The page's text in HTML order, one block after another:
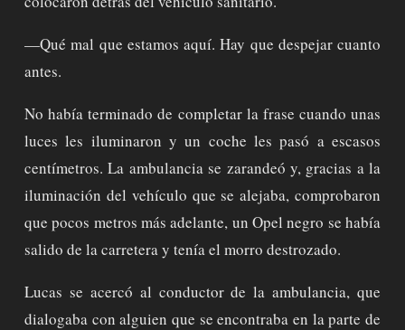
—Qué mal que estamos aquí. Hay que despejar cuanto
antes.
No había terminado de completar la frase cuando unas
luces les iluminaron y un coche les pasó a escasos
centímetros. La ambulancia se zarandeó y, gracias a la
iluminación del vehículo que se alejaba, comprobaron
que pocos metros más adelante, un Opel negro se había
salido de la carretera y tenía el morro destrozado.
Lucas se acercó al conductor de la ambulancia, que
dialogaba con alguien que se encontraba en la parte de